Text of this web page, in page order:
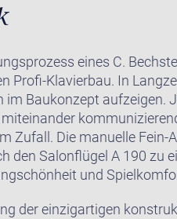
eines C.
Profi-Klavierbau. In
Baukonzept aufzeigen.
Zufall. Die manuelle Fein-
den Salonflügel A 190 zu
und
der einzigartigen